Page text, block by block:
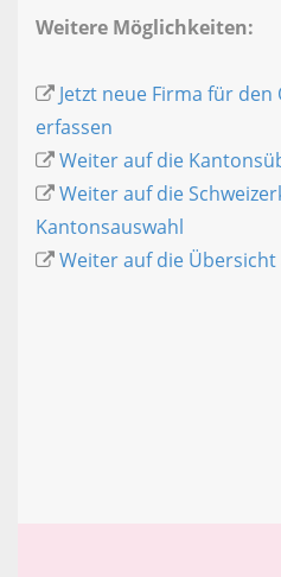
Weitere Möglichkeiten:
Jetzt neue Firma für den
erfassen
Weiter auf die
Weiter auf die
Kantonsauswahl
Weiter auf die